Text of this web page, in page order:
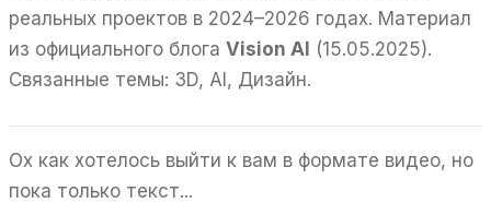
реальных проектов в 2024–2026 годах. Материал
из официального блога Vision AI (15.05.2025).
Связанные темы: 3D, AI, Дизайн.
Ох как хотелось выйти к вам в формате видео, но
пока только текст...